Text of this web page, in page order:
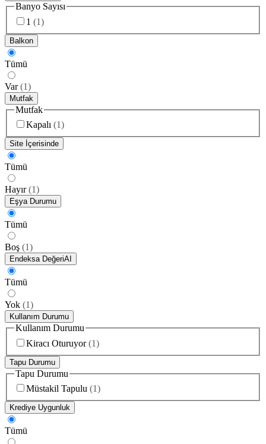
Banyo Sayısı
1 (1)
Balkon
Tümü
Var (1)
Mutfak
Mutfak
Kapalı (1)
Site İçerisinde
Tümü
Hayır (1)
Eşya Durumu
Tümü
Boş (1)
Endeksa DeğeriAI
Tümü
Yok (1)
Kullanım Durumu
Kullanım Durumu
Kiracı Oturuyor (1)
Tapu Durumu
Tapu Durumu
Müstakil Tapulu (1)
Krediye Uygunluk
Tümü